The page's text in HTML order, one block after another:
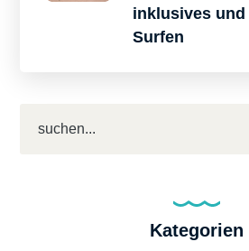
inklusives
Surfen
Kategorien